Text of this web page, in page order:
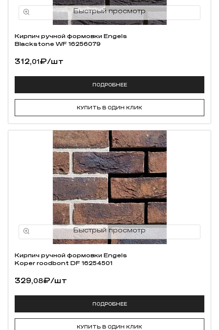
Кирпич ручной формовки Engels
Blackstone WF 16256079
312,01₽/шт
ПОДРОБНЕЕ
КУПИТЬ В ОДИН КЛИК
Кирпич ручной формовки Engels
Koper roodbont DF 16254501
329,08₽/шт
ПОДРОБНЕЕ
КУПИТЬ В ОДИН КЛИК